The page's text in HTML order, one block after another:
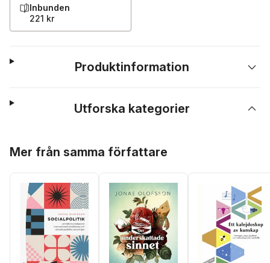
Inbunden
221 kr
Produktinformation
Utforska kategorier
Mer från samma författare